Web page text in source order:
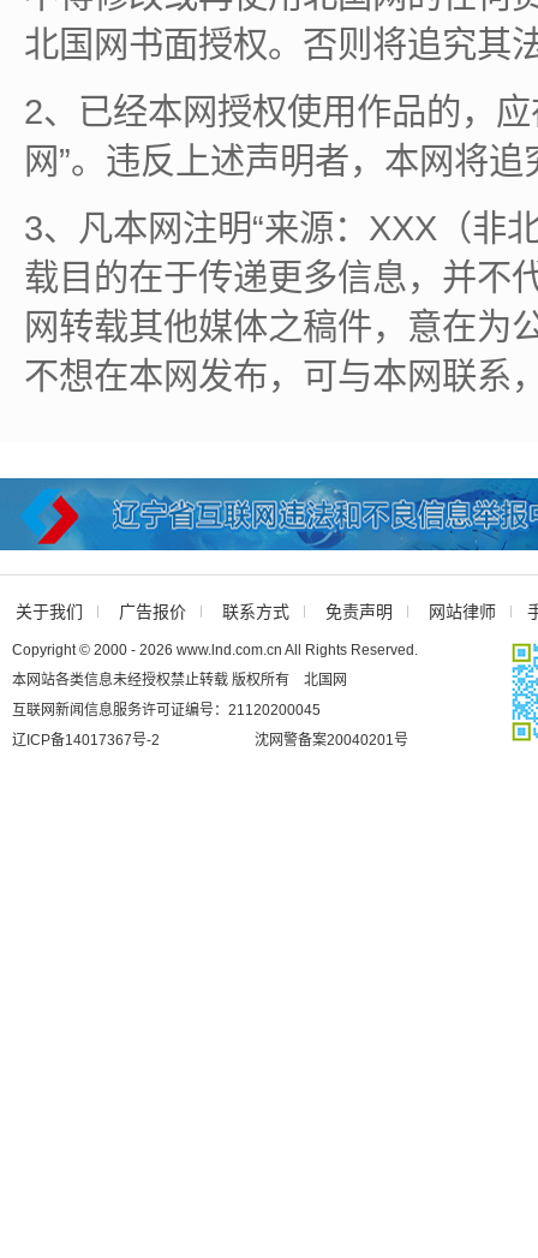
北国网书面授权。否则将追究其
2、已经本网授权使用作品的，
网”。违反上述声明者，本网将
3、凡本网注明“来源：XXX（非
载目的在于传递更多信息，并不
网转载其他媒体之稿件，意在为
不想在本网发布，可与本网联系
关于我们 广告报价 联系方式 免责声明 网站律师
Copyright © 2000 - 2026 www.lnd.com.cn All Rights Reserved.
本网站各类信息未经授权禁止转载 版权所有 北国网
互联网新闻信息服务许可证编号：21120200045
辽ICP备14017367号-2
沈网警备案20040201号